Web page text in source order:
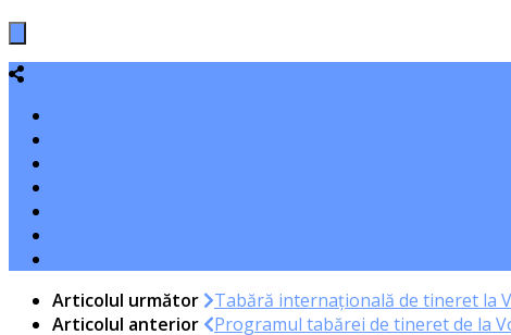
Articolul următor
Tabără internaţională de tineret la
Articolul anterior
Programul tabărei de tineret de la